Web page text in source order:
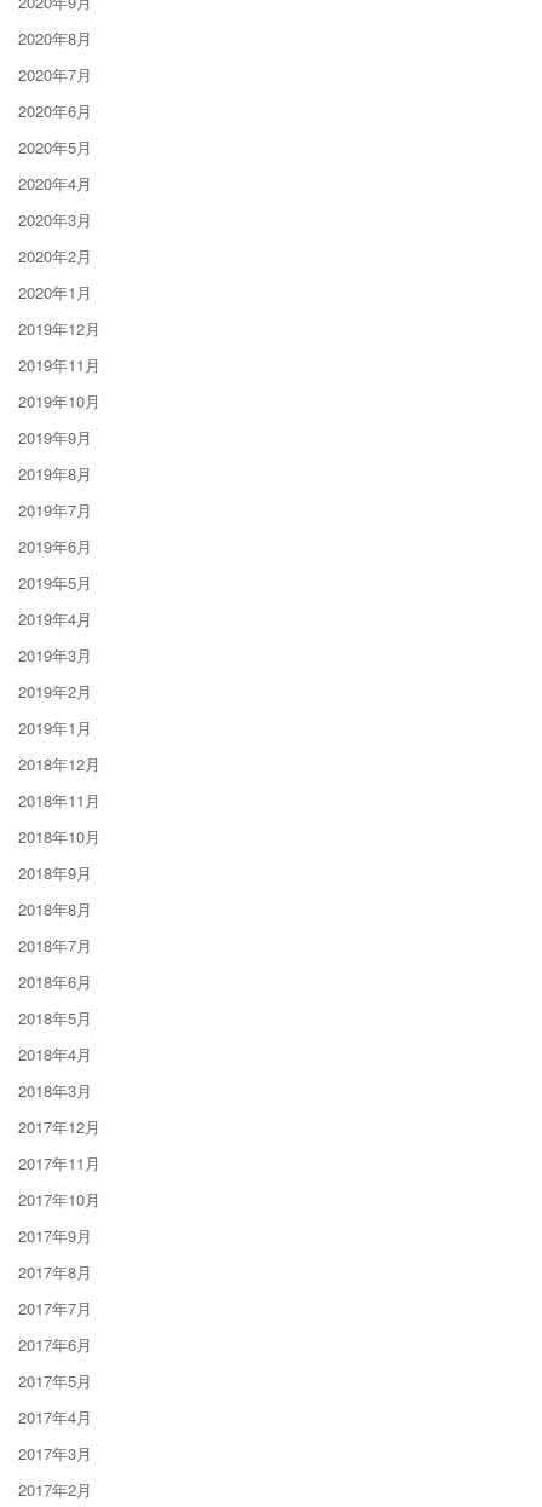
2020年8月
2020年7月
2020年6月
2020年5月
2020年4月
2020年3月
2020年2月
2020年1月
2019年12月
2019年11月
2019年10月
2019年9月
2019年8月
2019年7月
2019年6月
2019年5月
2019年4月
2019年3月
2019年2月
2019年1月
2018年12月
2018年11月
2018年10月
2018年9月
2018年8月
2018年7月
2018年6月
2018年5月
2018年4月
2018年3月
2017年12月
2017年11月
2017年10月
2017年9月
2017年8月
2017年7月
2017年6月
2017年5月
2017年4月
2017年3月
2017年2月